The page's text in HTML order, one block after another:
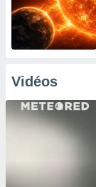
Vidéos